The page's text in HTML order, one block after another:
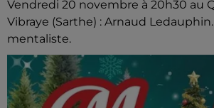
Vendredi 20 novembre à 20h30 au
Vibraye (Sarthe) : Arnaud
mentaliste.